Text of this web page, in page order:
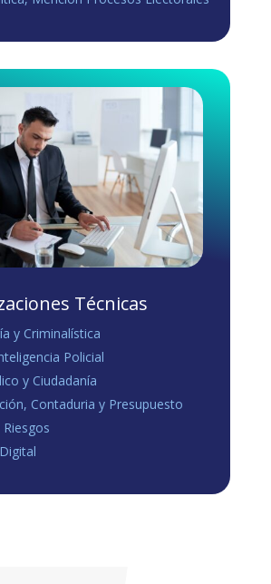
Técnicas
y Criminalística
Policial
y Ciudadanía
Contaduria y Presupuesto